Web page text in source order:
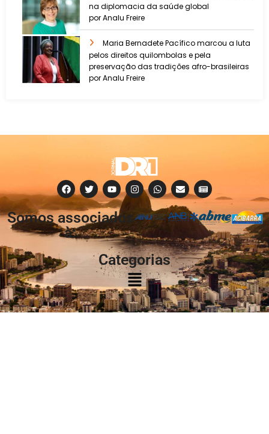
na diplomacia da saúde global
por Analu Freire
Maria Bernadete Pacífico marcou a luta
pelos direitos quilombolas e pela
preservação das tradições afro-brasileiras
por Analu Freire
Somos associados
à:
Categorias